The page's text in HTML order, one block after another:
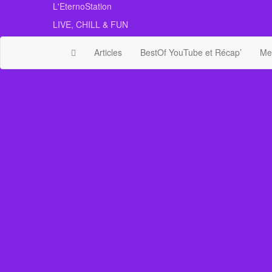
content
L'EternoStation
LIVE, CHILL & FUN
Articles BestOf YouTube et Récap’